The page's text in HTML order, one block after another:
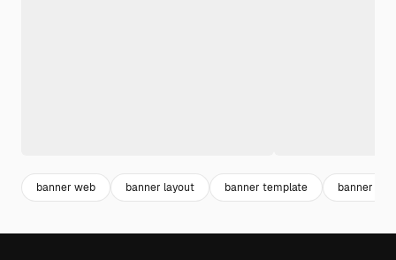
banner web banner layout banner template banner